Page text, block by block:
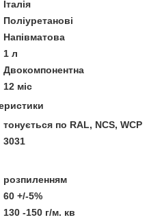
Італія
Поліуретанові
Напівматова
1 л
Двокомпонентна
12 міс
тонується по RAL, NCS, WCP
3031
розпиленням
60 +/-5%
130 -150 г/м. кв